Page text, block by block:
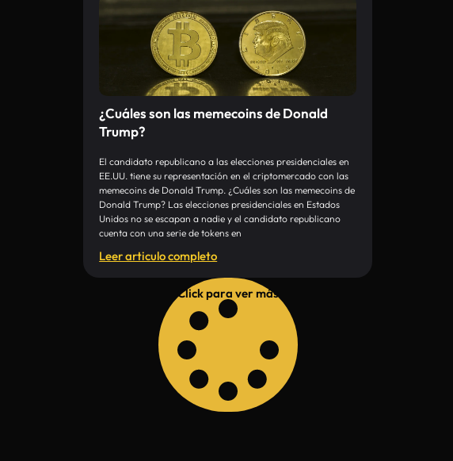
¿Cuáles son las memecoins de Donald
Trump?
El candidato republicano a las elecciones presidenciales en
EE.UU. tiene su representación en el criptomercado con las
memecoins de Donald Trump. ¿Cuáles son las memecoins de
Donald Trump? Las elecciones presidenciales en Estados
Unidos no se escapan a nadie y el candidato republicano
cuenta con una serie de tokens en
Leer articulo completo
Click para ver más